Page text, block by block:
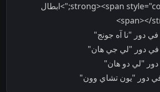
<strong><span style="color: #ff0000;">ابطال
دور "نا آه جونج"
دور "لي جي هان"
"لي دو هان"
في دور "يون تشاي وون"